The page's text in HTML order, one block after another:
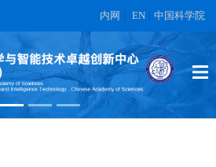
内网 EN 中国科学院
topographic
of visual features in the
temporal lobe.
另外数据表中